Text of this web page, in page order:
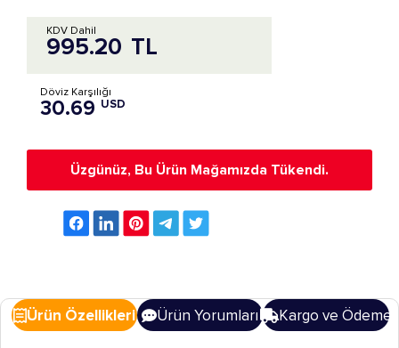
995.20 TL
KDV Dahil
Döviz Karşılığı
30.69 USD
Üzgünüz, Bu Ürün Mağamızda Tükendi.
Ürün Özellikleri Ürün Yorumları Kargo ve Ödeme